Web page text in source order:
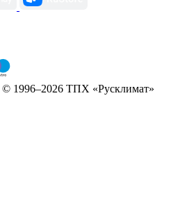
© 1996–2026 ТПХ «Русклимат»